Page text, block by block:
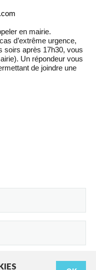
en mairie.
d’extrême urgence,
soirs après 17h30, vous
Un répondeur vous
de joindre une